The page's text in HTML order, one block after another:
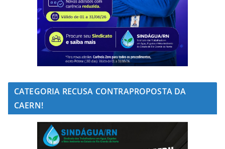
CATEGORIA RECUSA CONTRAPROPOSTA DA
CAERN!